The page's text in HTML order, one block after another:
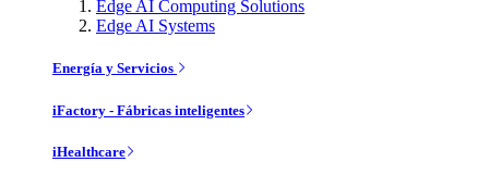
Edge AI Computing Solutions
Edge AI Systems
Energía y Servicios
iFactory - Fábricas inteligentes
iHealthcare